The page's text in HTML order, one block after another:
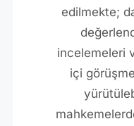
edilmekte;
incelemeleri
içi